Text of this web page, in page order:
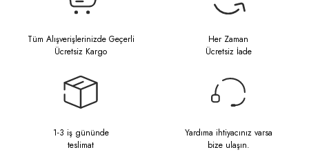
Tüm Alışverişlerinizde Geçerli
Ücretsiz Kargo
Her Zaman
Ücretsiz İade
1-3 iş gününde
teslimat
Yardıma ihtiyacınız varsa
bize ulaşın.